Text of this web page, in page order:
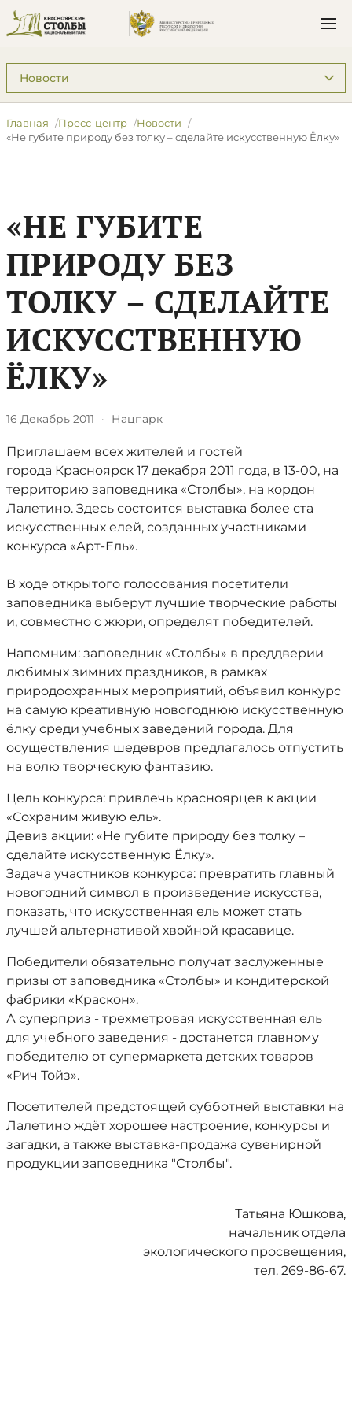
Подразделы: Пресс-центр
Главная Пресс-центр
Новости
«Не губите природу без толку – сделайте искусственную Ёлку»
«НЕ ГУБИТЕ
ПРИРОДУ БЕЗ
ТОЛКУ – СДЕЛАЙТЕ
ИСКУССТВЕННУЮ
ЁЛКУ»
16 Декабрь 2011 · Нацпарк
Приглашаем всех жителей и гостей
города Красноярск 17 декабря 2011 года, в 13-00, на
территорию заповедника «Столбы», на кордон
Лалетино. Здесь состоится выставка более ста
искусственных елей, созданных участниками
конкурса «Арт-Ель».
В ходе открытого голосования посетители
заповедника выберут лучшие творческие работы
и, совместно с жюри, определят победителей.
Напомним: заповедник «Столбы» в преддверии
любимых зимних праздников, в рамках
природоохранных мероприятий, объявил конкурс
на самую креативную новогоднюю искусственную
ёлку среди учебных заведений города. Для
осуществления шедевров предлагалось отпустить
на волю творческую фантазию.
Цель конкурса: привлечь красноярцев к акции
«Сохраним живую ель».
Девиз акции: «Не губите природу без толку –
сделайте искусственную Ёлку».
Задача участников конкурса: превратить главный
новогодний символ в произведение искусства,
показать, что искусственная ель может стать
лучшей альтернативой хвойной красавице.
Победители обязательно получат заслуженные
призы от заповедника «Столбы» и кондитерской
фабрики «Краскон».
А суперприз - трехметровая искусственная ель
для учебного заведения - достанется главному
победителю от супермаркета детских товаров
«Рич Тойз».
Посетителей предстоящей субботней выставки на
Лалетино ждёт хорошее настроение, конкурсы и
загадки, а также выставка-продажа сувенирной
продукции заповедника "Столбы".
Татьяна Юшкова,
начальник отдела
экологического просвещения,
тел. 269-86-67.